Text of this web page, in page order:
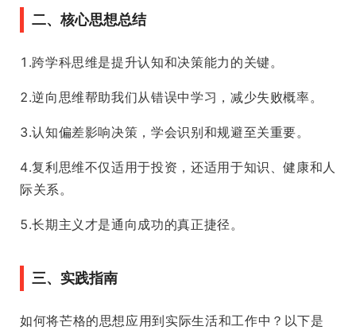
二、核心思想总结
1.跨学科思维是提升认知和决策能力的关键。
2.逆向思维帮助我们从错误中学习，减少失败概率。
3.认知偏差影响决策，学会识别和规避至关重要。
4.复利思维不仅适用于投资，还适用于知识、健康和人
际关系。
5.长期主义才是通向成功的真正捷径。
三、实践指南
如何将芒格的思想应用到实际生活和工作中？以下是